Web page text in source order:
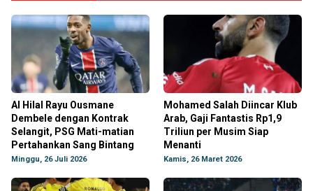
Al Hilal Rayu Ousmane
Dembele dengan Kontrak
Selangit, PSG Mati-matian
Pertahankan Sang Bintang
Minggu, 26 Juli 2026
Mohamed Salah Diincar Klub
Arab, Gaji Fantastis Rp1,9
Triliun per Musim Siap
Menanti
Kamis, 26 Maret 2026